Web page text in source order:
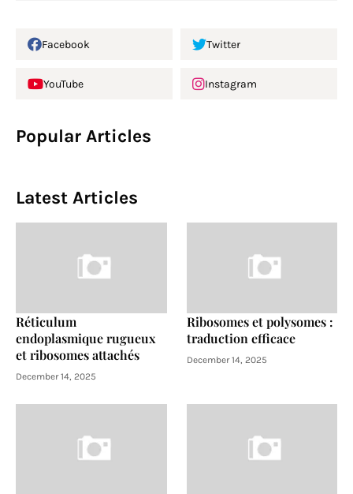
Facebook Twitter
YouTube Instagram
Popular Articles
Latest Articles
Réticulum
endoplasmique rugueux
et ribosomes attachés
December 14, 2025
Ribosomes et polysomes :
traduction efficace
December 14, 2025